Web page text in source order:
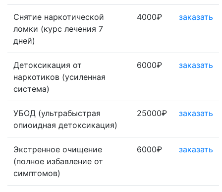
Снятие наркотической
ломки (курс лечения 7
дней)
4000₽ заказать
Детоксикация от
наркотиков (усиленная
система)
6000₽ заказать
УБОД (ультрабыстрая
опиоидная детоксикация)
25000₽ заказать
Экстренное очищение
(полное избавление от
симптомов)
6000₽ заказать